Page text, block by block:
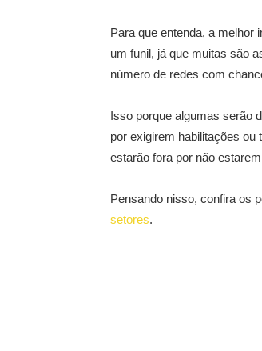
Para que entenda, a melhor
um funil, já que muitas são
número de redes com
Isso porque algumas serão
por exigirem habilitações ou
estarão fora por não
Pensando nisso, confira os
setores.